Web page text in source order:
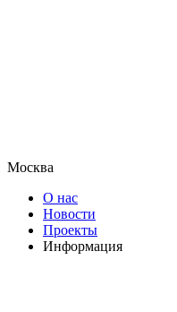
Москва
О нас
Новости
Проекты
Информация